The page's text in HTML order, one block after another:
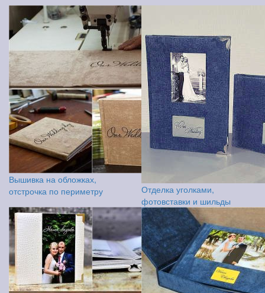
Вышивка на обложках,
отстрочка по периметру
Отделка уголками,
фотовставки и шильды